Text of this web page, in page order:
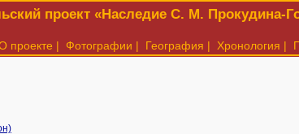
проект «Наследие С. М. Прокудина-
проекте | Фотографии | География | Хронология |